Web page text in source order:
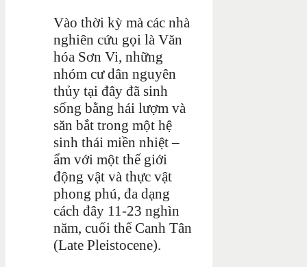
Vào thời kỳ mà các nhà
nghiên cứu gọi là Văn
hóa Sơn Vi, những
nhóm cư dân nguyên
thủy tại đây đã sinh
sống bằng hái lượm và
săn bắt trong một hệ
sinh thái miền nhiệt –
ẩm với một thế giới
động vật và thực vật
phong phú, đa dạng
cách đây 11-23 nghìn
năm, cuối thế Canh Tân
(Late Pleistocene).